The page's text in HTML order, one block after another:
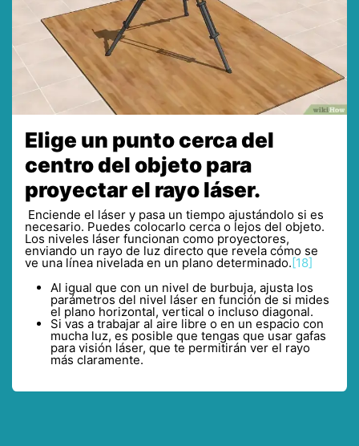
Elige un punto cerca del
centro del objeto para
proyectar el rayo láser.
Enciende el láser y pasa un tiempo ajustándolo si es
necesario. Puedes colocarlo cerca o lejos del objeto.
Los niveles láser funcionan como proyectores,
enviando un rayo de luz directo que revela cómo se
ve una línea nivelada en un plano determinado.[18]
Al igual que con un nivel de burbuja, ajusta los
parámetros del nivel láser en función de si mides
el plano horizontal, vertical o incluso diagonal.
Si vas a trabajar al aire libre o en un espacio con
mucha luz, es posible que tengas que usar gafas
para visión láser, que te permitirán ver el rayo
más claramente.